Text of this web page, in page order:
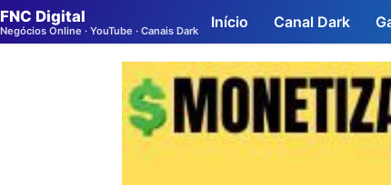
Pular para o conteúdo
FNC Digital
Negócios Online · YouTube · Canais Dark Início Canal Dark